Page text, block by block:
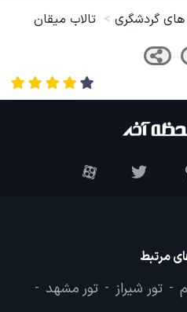
های گردشگری تالاب میقان
مرتبط
تور شیراز تور مشهد